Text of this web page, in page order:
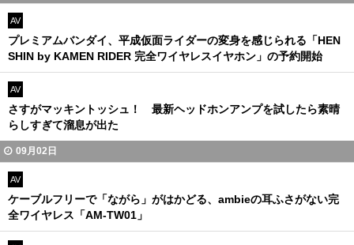
AV
プレミアムバンダイ、平成仮面ライダーの変身を感じられる「HEN
SHIN by KAMEN RIDER 完全ワイヤレスイヤホン」の予約開始
AV
さすがマッキントッシュ！ 最新ヘッドホンアンプを試したら素晴
らしすぎて溜息が出た
09月02日
AV
ケーブルフリーで「ながら」がはかどる、ambieの耳ふさがない完
全ワイヤレス「AM-TW01」